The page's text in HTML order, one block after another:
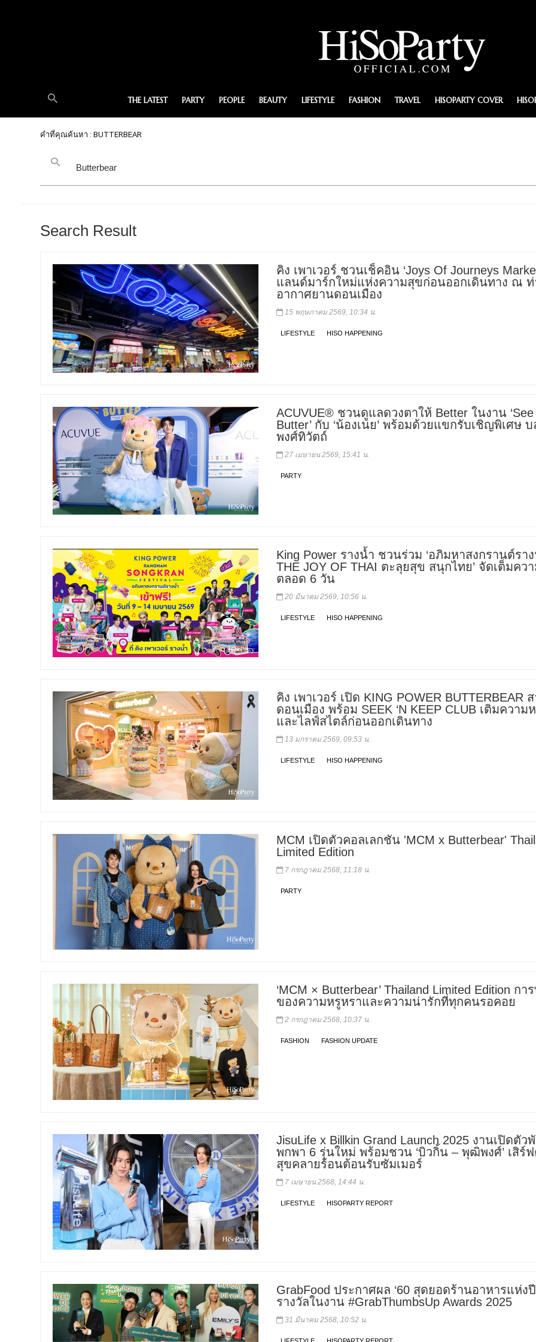
THE LATEST PARTY PEOPLE BEAUTY LIFESTYLE FASHION TRAVEL HISOPARTY COVER
คำที่คุณค้นหา : BUTTERBEAR
Search Result
คิง เพาเวอร์ ชวนเช็คอิน ‘Joys Of Journeys
แลนด์มาร์กใหม่แห่งความสุขก่อนออกเดินทาง ณ ท่
อากาศยานดอนเมือง
15 พฤษภาคม 2569, 10:34 น.
LIFESTYLE HISO HAPPENING
ACUVUE® ชวนดูแลดวงตาให้ Better ในงาน ‘See
Butter’ กับ ‘น้องเนย’ พร้อมด้วยแขกรับเชิญพิเศษ บ
พงศ์ทิวัตถ์
27 เมษายน 2569, 15:41 น.
PARTY
King Power รางน้ำ ชวนร่วม ‘อภิมหาสงกรานต์รา
THE JOY OF THAI ตะลุยสุข สนุกไทย’ จัดเต็มคว
ตลอด 6 วัน
20 มีนาคม 2569, 10:56 น.
LIFESTYLE HISO HAPPENING
คิง เพาเวอร์ เปิด KING POWER BUTTERBEAR
ดอนเมือง พร้อม SEEK ‘N KEEP CLUB เติมความ
และไลฟ์สไตล์ก่อนออกเดินทาง
13 มกราคม 2569, 09:53 น.
LIFESTYLE HISO HAPPENING
MCM เปิดตัวคอลเลกชัน 'MCM x Butterbear'
Limited Edition
7 กรกฎาคม 2568, 11:18 น.
PARTY
‘MCM × Butterbear’ Thailand Limited Edition กา
ของความหรูหราและความน่ารักที่ทุกคนรอคอย
2 กรกฎาคม 2568, 10:37 น.
FASHION FASHION UPDATE
JisuLife x Billkin Grand Launch 2025 งานเปิดตัว
พกพา 6 รุ่นใหม่ พร้อมชวน ‘บิวกิ้น – พุฒิพงศ์’ เสิร์
สุขคลายร้อนต้อนรับซัมเมอร์
7 เมษายน 2568, 14:44 น.
LIFESTYLE HISOPARTY REPORT
GrabFood ประกาศผล ‘60 สุดยอดร้านอาหารแห่งปี
รางวัลในงาน #GrabThumbsUp Awards 2025
31 มีนาคม 2568, 10:52 น.